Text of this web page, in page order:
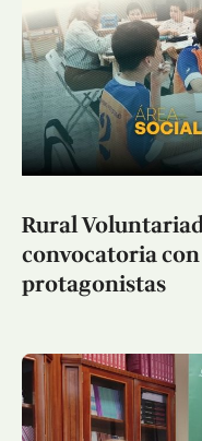
Rural
convocatoria
protagonistas